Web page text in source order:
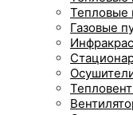
Тепловые
Газовые